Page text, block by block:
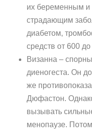
их беременным
страдающим
диабетом,
средств от 600
Визанна –
диеногеста. Он
же
Дюфастон.
вызывать
менопаузе.